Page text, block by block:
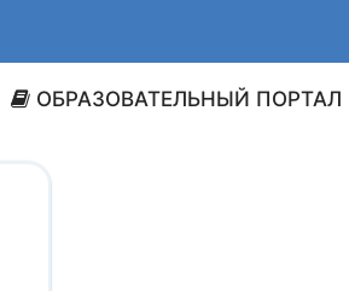
ОБРАЗОВАТЕЛЬНЫЙ ПОРТАЛ